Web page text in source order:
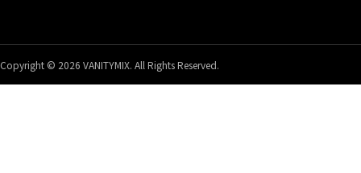
Copyright © 2026 VANITYMIX. All Rights Reserved.